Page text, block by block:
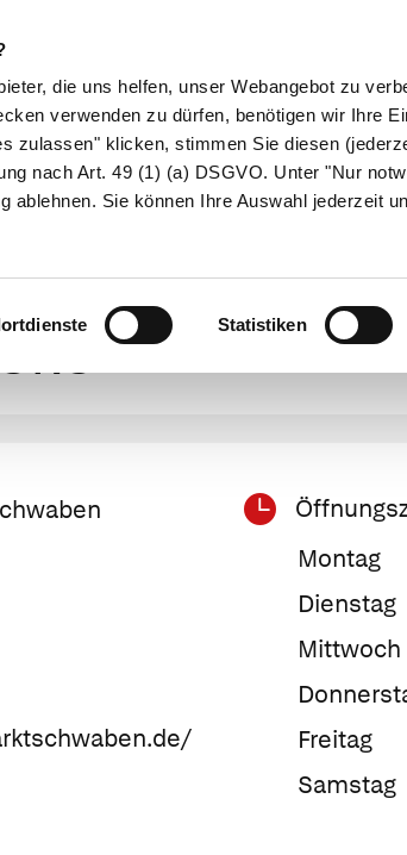
die uns helfen, unser Webangebot zu
verwenden zu dürfen, benötigen wir Ihre
zulassen" klicken, stimmen Sie diesen
nach Art. 49 (1) (a) DSGVO. Unter "Nur
ablehnen. Sie können Ihre Auswahl jederzeit
Statistiken
Naturheilkunde Eltern & Kind
Montag
Dienstag
Mittwoch
Freitag
Samstag